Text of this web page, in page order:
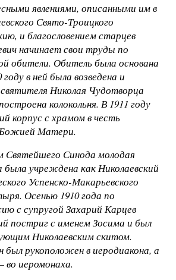
явлениями, описанными им в
Свято-Троицкого
и благословением старцев
начинает свои труды по
обители. Обитель была основана
году в ней была возведена и
Николая Чудотворца
колокольня. В 1911 году
корпус с храмом в честь
Божией Матери.
Святейшего Синода молодая
была учреждена как Николаевский
Успенско-Макарьевского
Осенью 1910 года по
с супругой Захарий Карцев
постриг с именем Зосима и был
Николаевским скитом.
рукоположен в иеродиакона, а
во иеромонаха.